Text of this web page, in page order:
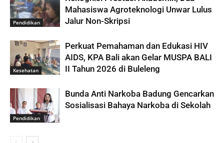
Pendidikan
Mahasiswa Agroteknologi Unwar Lulus
Jalur Non-Skripsi
Kesehatan
Perkuat Pemahaman dan Edukasi HIV
AIDS, KPA Bali akan Gelar MUSPA BALI
II Tahun 2026 di Buleleng
Pendidikan
Bunda Anti Narkoba Badung Gencarkan
Sosialisasi Bahaya Narkoba di Sekolah